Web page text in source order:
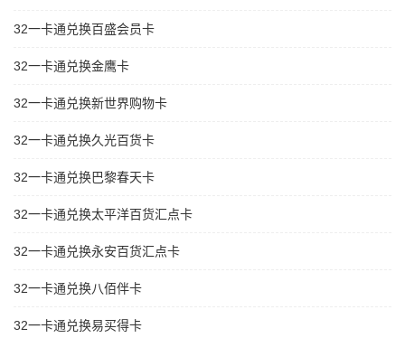
32一卡通兑换百盛会员卡
32一卡通兑换金鹰卡
32一卡通兑换新世界购物卡
32一卡通兑换久光百货卡
32一卡通兑换巴黎春天卡
32一卡通兑换太平洋百货汇点卡
32一卡通兑换永安百货汇点卡
32一卡通兑换八佰伴卡
32一卡通兑换易买得卡